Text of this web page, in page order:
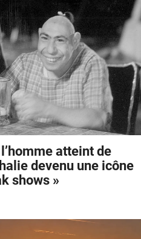
atteint de
devenu une icône
shows »